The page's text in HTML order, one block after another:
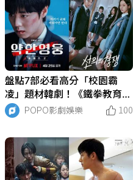
盤點7部必看高分「校園霸
凌」題材韓劇！《鐵拳教育》
攻佔Netflix冠軍，《黑暗榮
耀》、《弱美男英雄》都是封
POPO影劇娛樂 100